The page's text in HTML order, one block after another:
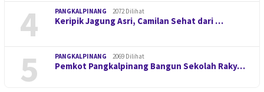
4 PANGKALPINANG 2072 Dilihat
Keripik Jagung Asri, Camilan Sehat dari …
5 PANGKALPINANG 2069 Dilihat
Pemkot Pangkalpinang Bangun Sekolah Raky…